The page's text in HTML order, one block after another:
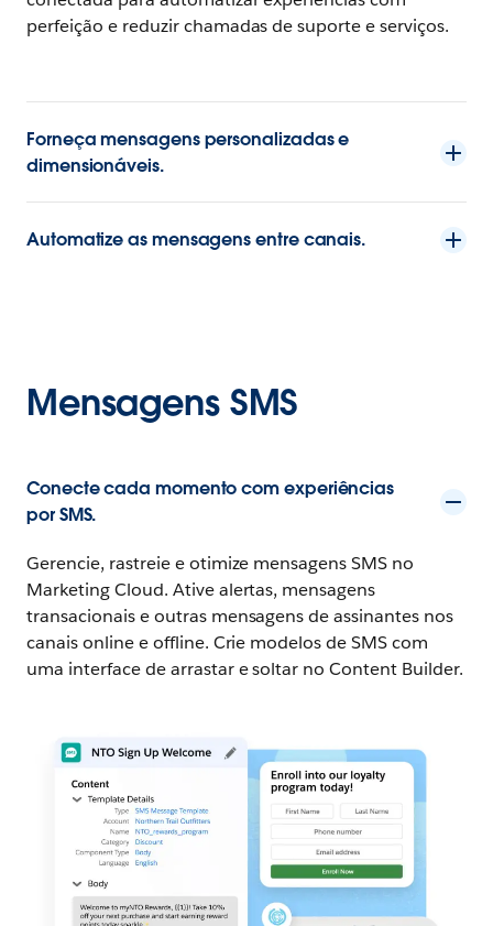
perfeição e reduzir chamadas de suporte e serviços.
Forneça mensagens personalizadas e
dimensionáveis.
Automatize as mensagens entre canais.
Mensagens SMS
Conecte cada momento com experiências
por SMS.
Gerencie, rastreie e otimize mensagens SMS no
Marketing Cloud. Ative alertas, mensagens
transacionais e outras mensagens de assinantes nos
canais online e offline. Crie modelos de SMS com
uma interface de arrastar e soltar no Content Builder.